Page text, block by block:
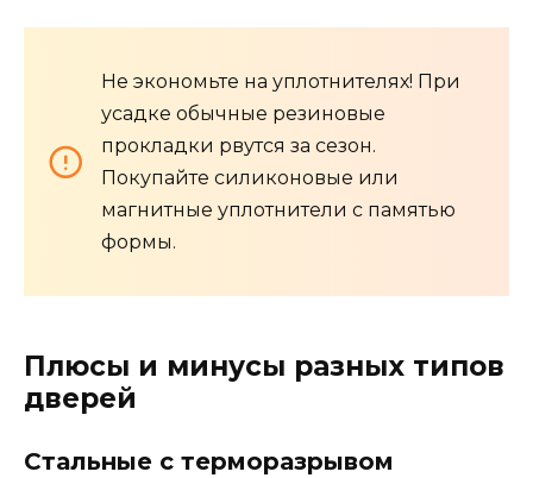
Не экономьте на уплотнителях! При
усадке обычные резиновые
прокладки рвутся за сезон.
Покупайте силиконовые или
магнитные уплотнители с памятью
формы.
Плюсы и минусы разных типов
дверей
Стальные с терморазрывом